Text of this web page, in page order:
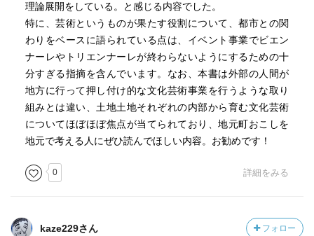
理論展開をしている。と感じる内容でした。
特に、芸術というものが果たす役割について、都市との関
わりをベースに語られている点は、イベント事業でビエン
ナーレやトリエンナーレが終わらないようにするための十
分すぎる指摘を含んでいます。なお、本書は外部の人間が
地方に行って押し付け的な文化芸術事業を行うような取り
組みとは違い、土地土地それぞれの内部から育む文化芸術
についてほぼほぼ焦点が当てられており、地元町おこしを
地元で考える人にぜひ読んでほしい内容。お勧めです！
0 詳細をみる
kaze229さん フォロー